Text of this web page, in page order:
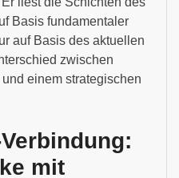
Basis fundamentaler
auf Basis des aktuellen
zwischen
einem strategischen
mit